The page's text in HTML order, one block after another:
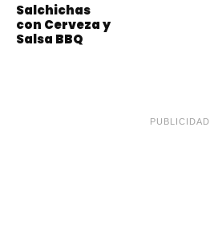
Salchichas
con Cerveza y
Salsa BBQ
PUBLICIDAD